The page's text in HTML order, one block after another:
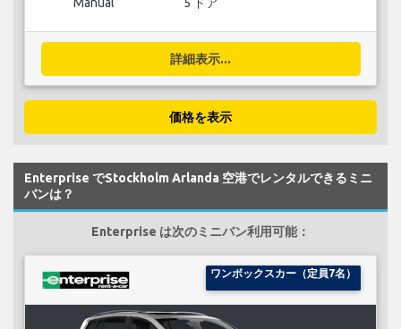
詳細表示...
価格を表示
Enterprise でStockholm Arlanda 空港でレンタルできるミニ
バンは？
Enterprise は次のミニバン利用可能：
ワンボックスカー（定員7名）